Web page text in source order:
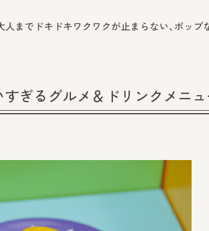
までドキドキワクワクが止まらない、ポップ
ぎるグルメ＆ドリンクメニュ